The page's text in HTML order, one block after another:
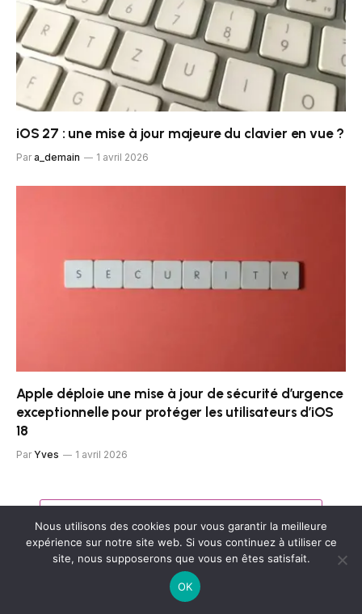
iOS 27 : une mise à jour majeure du clavier en vue ?
Par a_demain 1 avril 2026
Apple déploie une mise à jour de sécurité d’urgence
exceptionnelle pour protéger les utilisateurs d’iOS
18
Par Yves 1 avril 2026
Comment faire le signe arobase (@) sur
Nous utilisons des cookies pour vous garantir la meilleure
expérience sur notre site web. Si vous continuez à utiliser ce
site, nous supposerons que vous en êtes satisfait.
OK